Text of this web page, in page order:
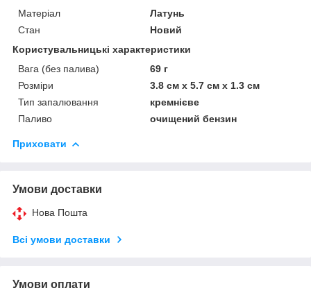
Матеріал
Латунь
Стан
Новий
Користувальницькі характеристики
Вага (без палива)
69 г
Розміри
3.8 см х 5.7 см х 1.3 см
Тип запалювання
кремнієве
Паливо
очищений бензин
Приховати
Умови доставки
Нова Пошта
Всі умови доставки
Умови оплати